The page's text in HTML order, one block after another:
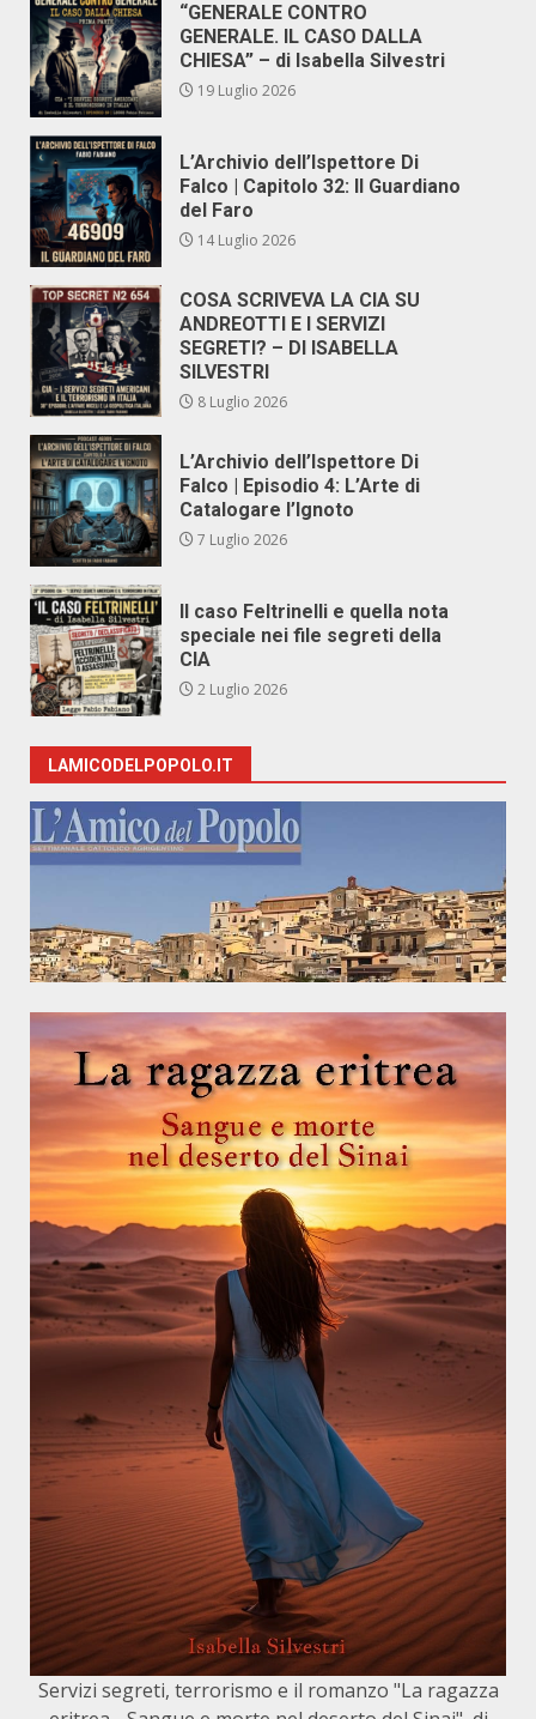
“GENERALE CONTRO
GENERALE. IL CASO DALLA
CHIESA” – di Isabella Silvestri
19 Luglio 2026
L’Archivio dell’Ispettore Di
Falco | Capitolo 32: Il Guardiano
del Faro
14 Luglio 2026
COSA SCRIVEVA LA CIA SU
ANDREOTTI E I SERVIZI
SEGRETI? – DI ISABELLA
SILVESTRI
8 Luglio 2026
L’Archivio dell’Ispettore Di
Falco | Episodio 4: L’Arte di
Catalogare l’Ignoto
7 Luglio 2026
Il caso Feltrinelli e quella nota
speciale nei file segreti della
CIA
2 Luglio 2026
LAMICODELPOPOLO.IT
Servizi segreti, terrorismo e il romanzo "La ragazza